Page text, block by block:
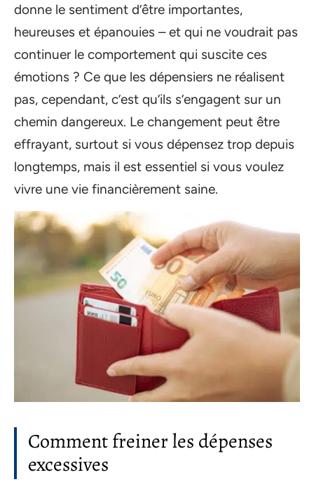
donne le sentiment d’être importantes,
heureuses et épanouies – et qui ne voudrait pas
continuer le comportement qui suscite ces
émotions ? Ce que les dépensiers ne réalisent
pas, cependant, c’est qu’ils s’engagent sur un
chemin dangereux. Le changement peut être
effrayant, surtout si vous dépensez trop depuis
longtemps, mais il est essentiel si vous voulez
vivre une vie financièrement saine.
Comment freiner les dépenses
excessives